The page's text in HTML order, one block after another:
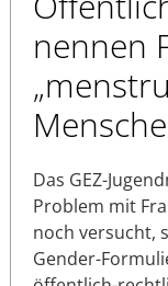
nennen
Das GEZ-
Problem mit
noch versucht,
Gender-